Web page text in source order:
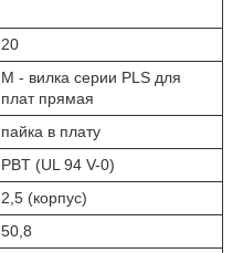
20
М - вилка серии PLS для
плат прямая
пайка в плату
PBT (UL 94 V-0)
2,5 (корпус)
50,8